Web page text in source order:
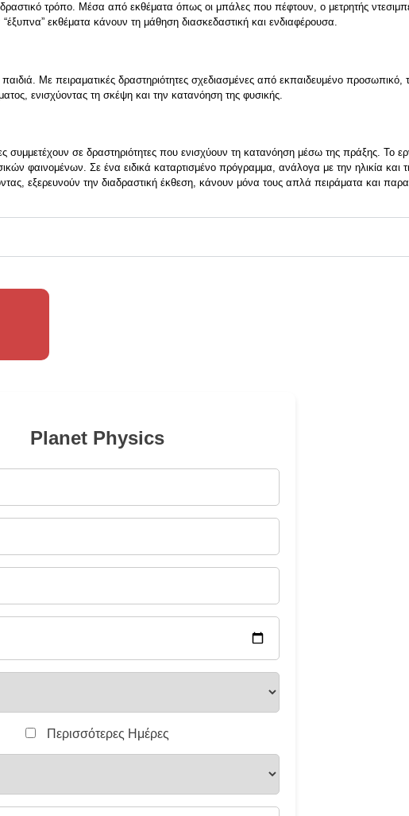
τρόπο. Μέσα από εκθέματα όπως οι μπάλες που πέφτουν, ο μετρητής
εκθέματα κάνουν τη μάθηση διασκεδαστική και ενδιαφέρουσα.
Με πειραματικές δραστηριότητες σχεδιασμένες από εκπαιδευμένο προσωπικό,
ενισχύοντας τη σκέψη και την κατανόηση της φυσικής.
σε δραστηριότητες που ενισχύουν τη κατανόηση μέσω της πράξης. Το
φαινομένων. Σε ένα ειδικά καταρτισμένο πρόγραμμα, ανάλογα με την ηλικία και
εξερευνούν την διαδραστική έκθεση, κάνουν μόνα τους απλά πειράματα και
Planet Physics
Περισσότερες Ημέρες